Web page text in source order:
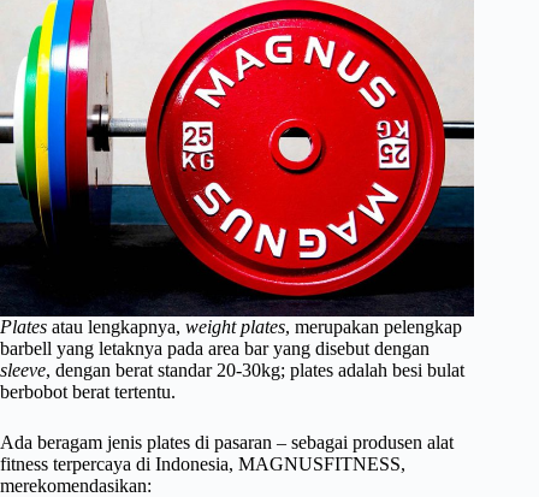
Plates atau lengkapnya, weight plates, merupakan pelengkap
barbell yang letaknya pada area bar yang disebut dengan
sleeve, dengan berat standar 20-30kg; plates adalah besi bulat
berbobot berat tertentu.
Ada beragam jenis plates di pasaran – sebagai produsen alat
fitness terpercaya di Indonesia, MAGNUSFITNESS,
merekomendasikan: